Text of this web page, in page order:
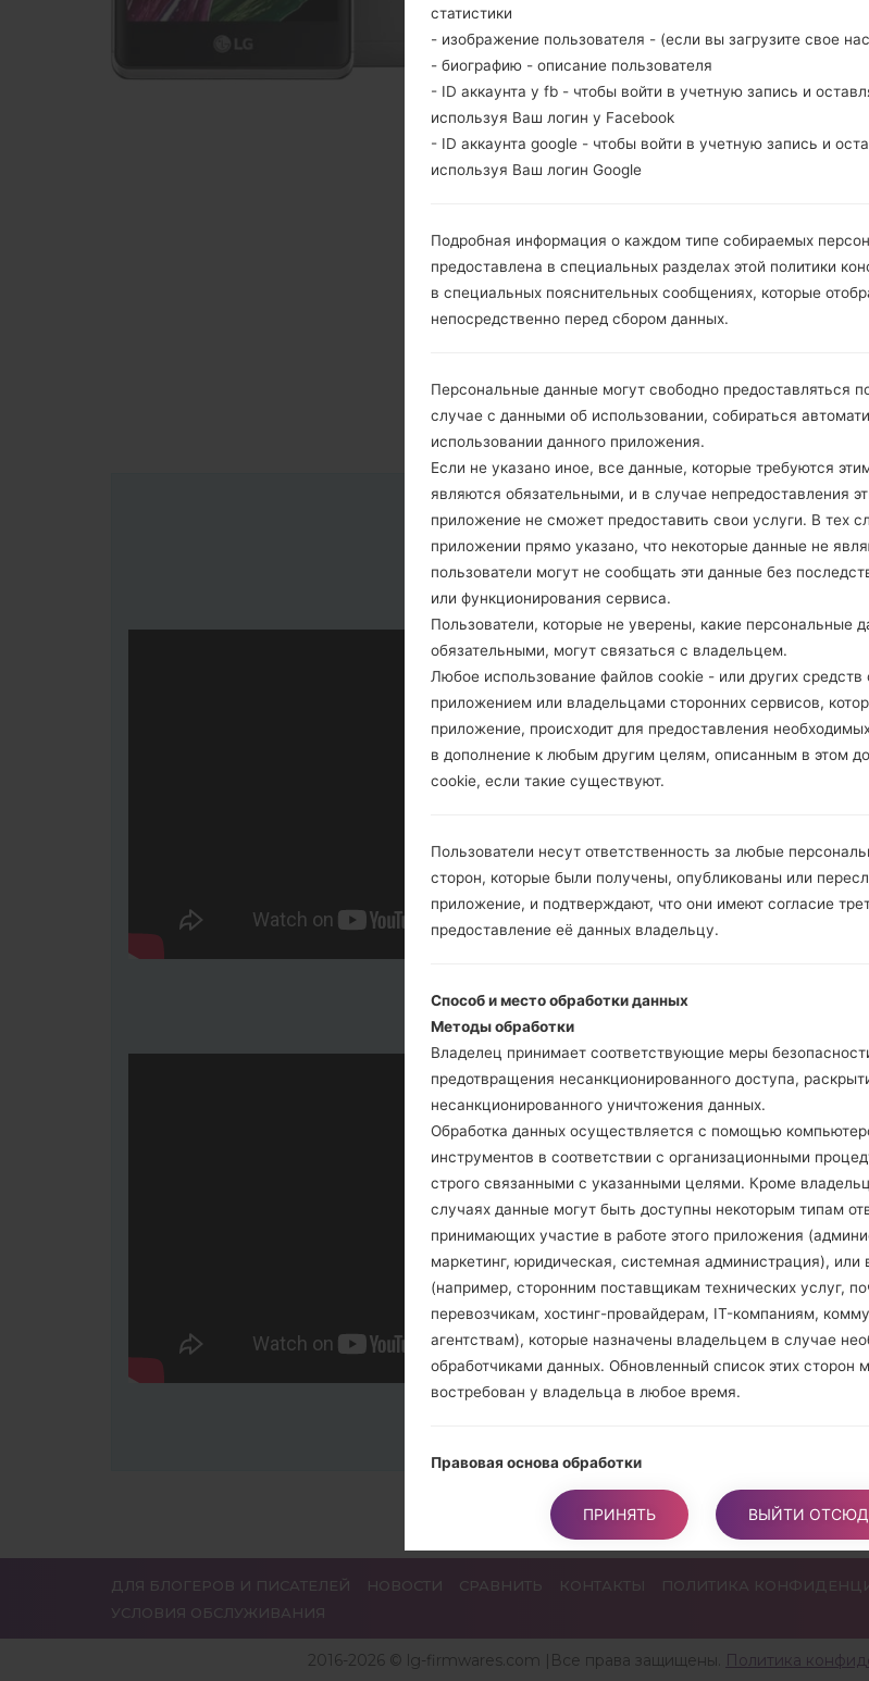
1.ПРОВЕРИТЬ НАЛИЧИЕ RECAPTCHA
Инструкции
LG UP
Скачайте
Далее
LG
версий
Теперь
версий
В
ДЛЯ БЛОГЕРОВ И ПИСАТЕЛЕЙ НОВОСТИ СРАВНИТЬ КОНТАКТЫ
ПОЛИТИКА
УСЛОВИЯ ОБСЛУЖИВАНИЯ
2016-2026 © lg-firmwares.com |Все права защищены. Политика
статистики
- изображение пользователя - (если вы загрузите свое
- биографию - описание пользователя
- ID аккаунта у fb - чтобы войти в учетную запись и
используя Ваш логин у Facebook
- ID аккаунта google - чтобы войти в учетную запись и
используя Ваш логин Google
Подробная информация о каждом типе собираемых
предоставлена в специальных разделах этой политики
в специальных пояснительных сообщениях, которые
непосредственно перед сбором данных.
Персональные данные могут свободно предоставляться
случае с данными об использовании, собираться
использовании данного приложения.
Если не указано иное, все данные, которые требуются
являются обязательными, и в случае непредоставления
приложение не сможет предоставить свои услуги. В тех
приложении прямо указано, что некоторые данные не
пользователи могут не сообщать эти данные без
или функционирования сервиса.
Пользователи, которые не уверены, какие персональные
обязательными, могут связаться с владельцем.
Любое использование файлов cookie - или других
приложением или владельцами сторонних сервисов,
приложение, происходит для предоставления
в дополнение к любым другим целям, описанным в этом
cookie, если такие существуют.
Пользователи несут ответственность за любые
сторон, которые были получены, опубликованы или
приложение, и подтверждают, что они имеют согласие
предоставление её данных владельцу.
Способ и место обработки данных
Методы обработки
Владелец принимает соответствующие меры
предотвращения несанкционированного доступа,
несанкционированного уничтожения данных.
Обработка данных осуществляется с помощью
инструментов в соответствии с организационными
строго связанными с указанными целями. Кроме
случаях данные могут быть доступны некоторым типам
принимающих участие в работе этого приложения
маркетинг, юридическая, системная администрация),
(например, сторонним поставщикам технических услуг,
перевозчикам, хостинг-провайдерам, IT-компаниям,
агентствам), которые назначены владельцем в случае
обработчиками данных. Обновленный список этих сторон
востребован у владельца в любое время.
Правовая основа обработки
Владелец может обрабатывать персональные данные,
пользователей, если применяется одно из следующего:
Пользователи дали свое согласие на одну или более
разрешено проводить обработку персональных данных,
применяется, когда обработка персональных данных
ПРИНЯТЬ ВЫЙТИ